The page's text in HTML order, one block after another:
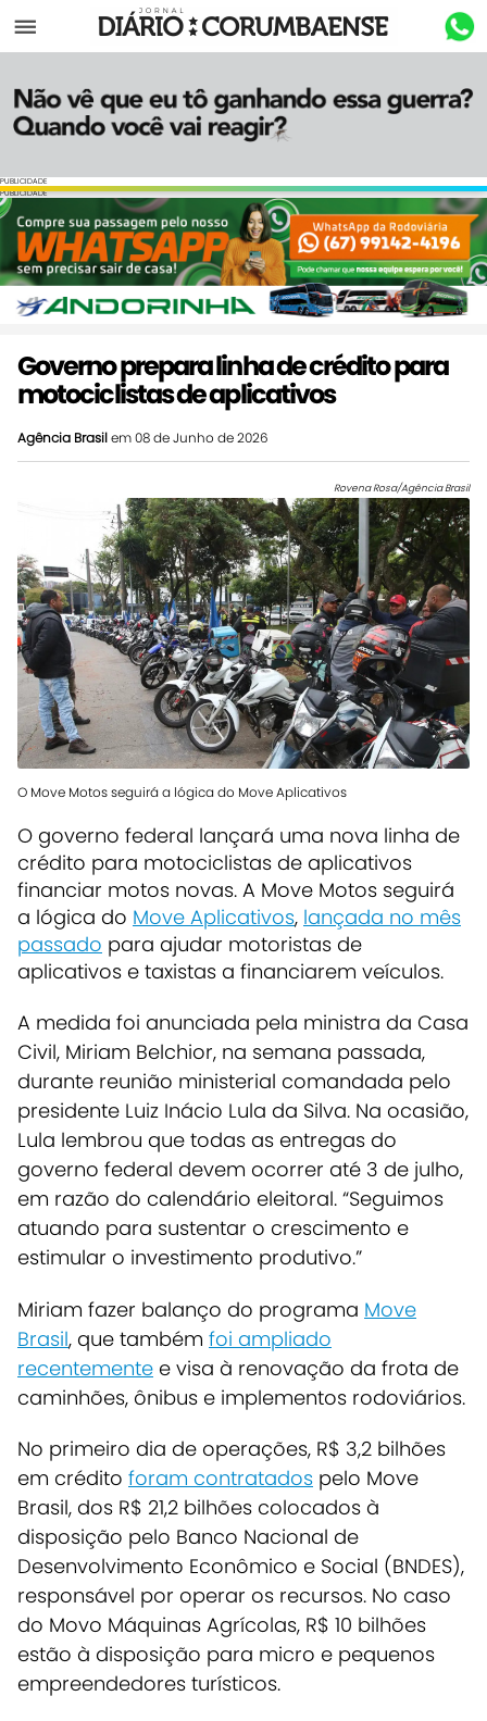
Menu
PUBLICIDADE
PUBLICIDADE
Governo prepara linha de crédito para
motociclistas de aplicativos
Agência Brasilem 08 de Junho de 2026
Rovena Rosa/Agência Brasil
O Move Motos seguirá a lógica do Move Aplicativos
O governo federal lançará uma nova linha de
crédito para motociclistas de aplicativos
financiar motos novas. A Move Motos seguirá
a lógica do Move Aplicativos, lançada no mês
passado para ajudar motoristas de
aplicativos e taxistas a financiarem veículos.
A medida foi anunciada pela ministra da Casa
Civil, Miriam Belchior, na semana passada,
durante reunião ministerial comandada pelo
presidente Luiz Inácio Lula da Silva. Na ocasião,
Lula lembrou que todas as entregas do
governo federal devem ocorrer até 3 de julho,
em razão do calendário eleitoral. “Seguimos
atuando para sustentar o crescimento e
estimular o investimento produtivo.”
Miriam fazer balanço do programa Move
Brasil, que também foi ampliado
recentemente e visa à renovação da frota de
caminhões, ônibus e implementos rodoviários.
No primeiro dia de operações, R$ 3,2 bilhões
em crédito foram contratados pelo Move
Brasil, dos R$ 21,2 bilhões colocados à
disposição pelo Banco Nacional de
Desenvolvimento Econômico e Social (BNDES),
responsável por operar os recursos. No caso
do Movo Máquinas Agrícolas, R$ 10 bilhões
estão à disposição para micro e pequenos
empreendedores turísticos.